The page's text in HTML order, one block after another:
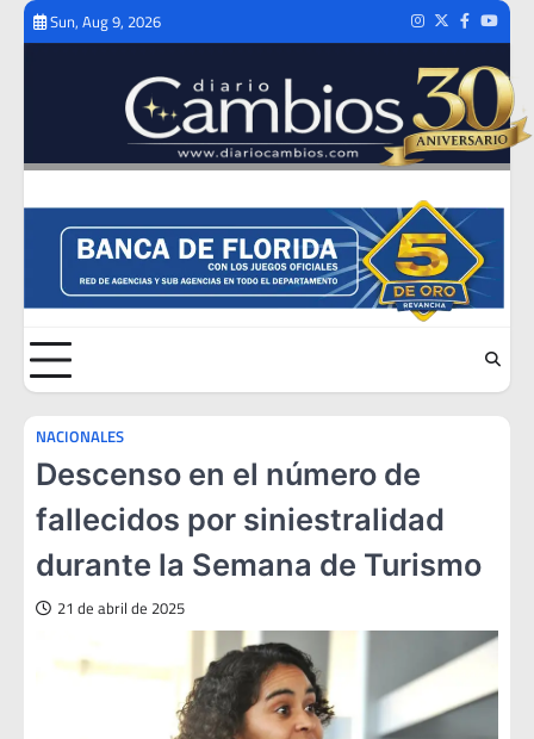
Skip
Sun, Aug 9, 2026 Instagram
TwitterFacebook
NACIONALES
Descenso en el número de
fallecidos por siniestralidad
durante la Semana de Turismo
21 de abril de 2025